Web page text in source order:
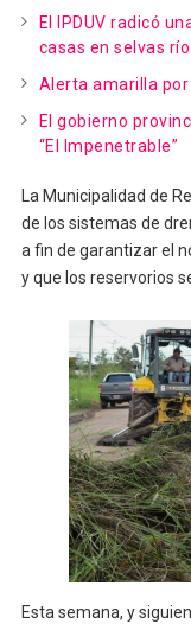
El IPDUV radicó
casas en selvas
Alerta amarilla
El gobierno
“El Impenetrable”
La Municipalidad de
de los sistemas de
a fin de garantizar el
y que los reservorios
Esta semana, y